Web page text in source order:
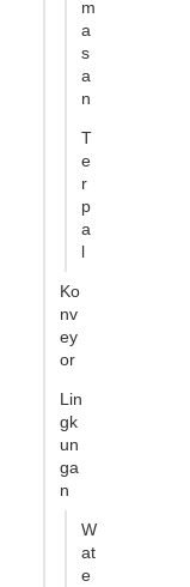
m
a
s
a
n
T
e
r
p
a
l
Ko
nv
ey
or
Lin
gk
un
ga
n
W
at
e